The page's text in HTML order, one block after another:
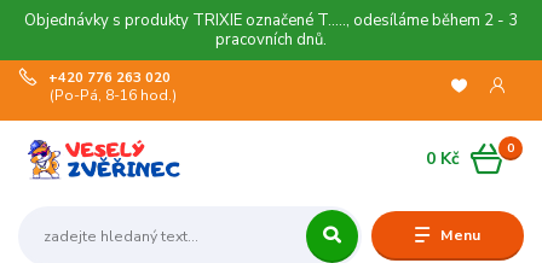
Objednávky s produkty TRIXIE označené T....., odesíláme během 2 - 3
pracovních dnů.
Menu
+420 776 263 020
(Po-Pá, 8-16 hod.)
0
0 Kč